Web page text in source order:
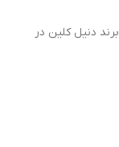
دنیل کلین در